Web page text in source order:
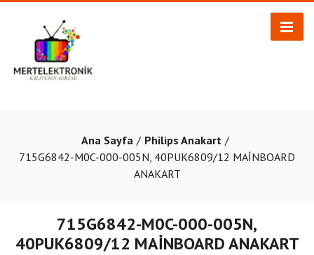
Ana Sayfa
Philips Anakart
715G6842-M0C-000-005N, 40PUK6809/12 MAİNBOARD
ANAKART
715G6842-M0C-000-005N,
40PUK6809/12 MAİNBOARD ANAKART